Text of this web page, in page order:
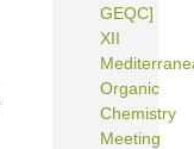
GEQC]
XII
Organic
Chemistry
Meeting